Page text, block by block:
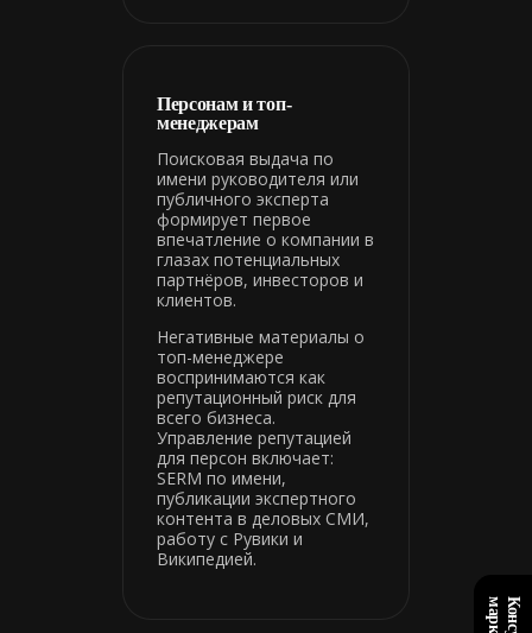
Персонам и топ-
менеджерам
Поисковая выдача по
имени руководителя или
публичного эксперта
формирует первое
впечатление о компании в
глазах потенциальных
партнёров, инвесторов и
клиентов.
Негативные материалы о
топ-менеджере
воспринимаются как
репутационный риск для
всего бизнеса.
Управление репутацией
для персон включает:
SERM по имени,
публикации экспертного
контента в деловых СМИ,
работу с Рувики и
Википедией.